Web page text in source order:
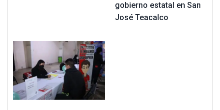
gobierno estatal en San
José Teacalco